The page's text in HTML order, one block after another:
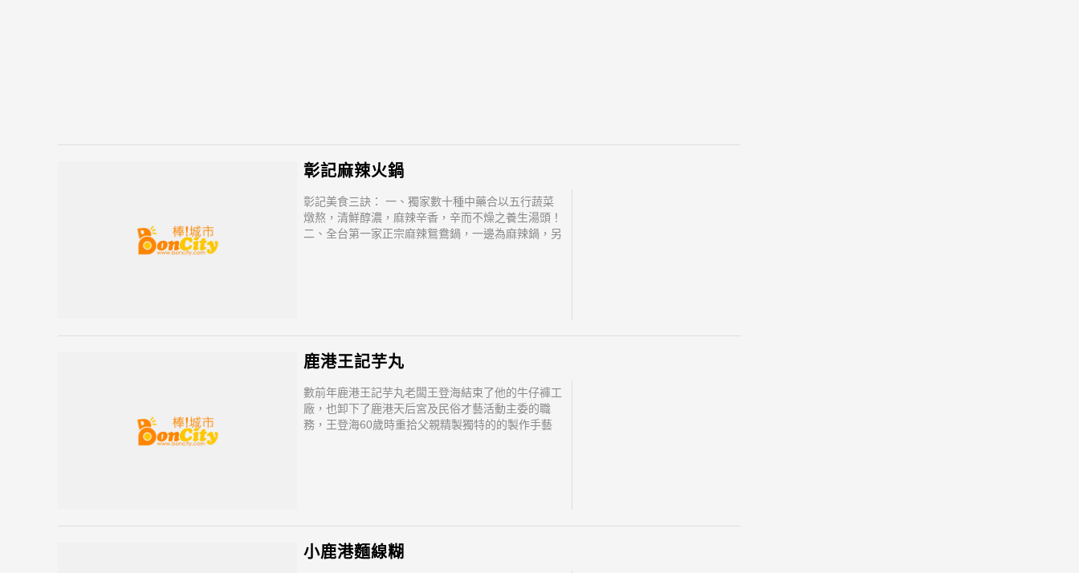
彰記麻辣火鍋
彰記美食三訣： 一、獨家數十種中藥合以五行蔬菜
燉熬，清鮮醇濃，麻辣辛香，辛而不燥之養生湯頭！
二、全台第一家正宗麻辣鴛鴦鍋，一邊為麻辣鍋，另
鹿港王記芋丸
數前年鹿港王記芋丸老闆王登海結束了他的牛仔褲工
廠，也卸下了鹿港天后宮及民俗才藝活動主委的職
務，王登海60歲時重拾父親精製獨特的的製作手藝
小鹿港麵線糊